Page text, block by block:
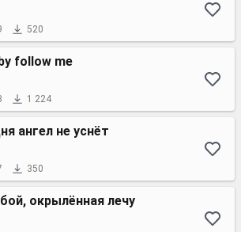
520
follow me
1 224
ангел не уснёт
350
окрылённая лечу